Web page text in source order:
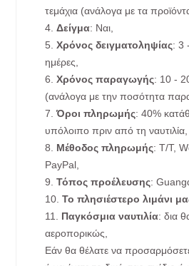
τεμάχια (ανάλογα με τα
4.Δείγμα: Ναι,
5. Χρόνος δειγματοληψίας: 3
ημέρες,
6.Χρόνος παραγωγής: 10 -
(ανάλογα με την ποσότητα
7.Όροι πληρωμής: 40%
υπόλοιπο πριν από τη ναυτιλία,
8. Μέθοδος πληρωμής: T/T,
PayPal,
9.Τόπος προέλευσης:
10.Το πλησιέστερο λιμάνι
11. Παγκόσμια ναυτιλία: δια
αεροπορικώς,
Εάν θα θέλατε να